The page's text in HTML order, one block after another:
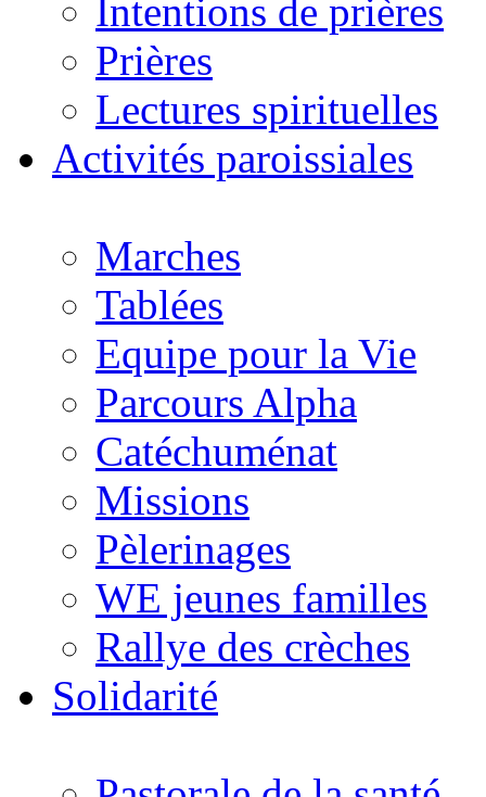
Intentions de prières
Prières
Lectures spirituelles
Activités paroissiales
Marches
Tablées
Equipe pour la Vie
Parcours Alpha
Catéchuménat
Missions
Pèlerinages
WE jeunes familles
Rallye des crèches
Solidarité